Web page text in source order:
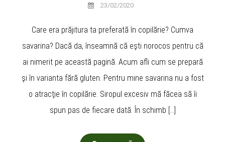
23/02/2020
Care era prăjitura ta preferată în copilărie? Cumva
savarina? Dacă da, înseamnă că eşti norocos pentru că
ai nimerit pe această pagină. Acum afli cum se prepară
şi în varianta fără gluten. Pentru mine savarina nu a fost
o atracţie în copilărie. Siropul excesiv mă făcea să îi
spun pas de fiecare dată. În schimb […]